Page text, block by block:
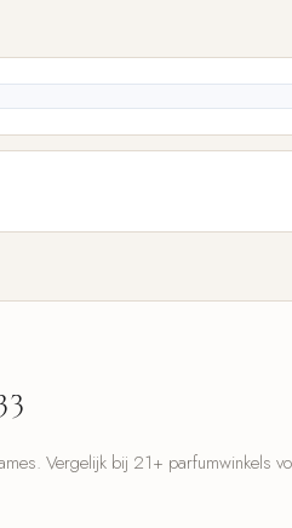
Vergelijk bij 21+ parfumwinkels